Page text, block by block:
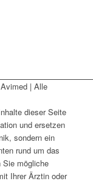
| Alle
dieser Seite
und ersetzen
sondern ein
rund um das
Sie mögliche
Ihrer Ärztin oder